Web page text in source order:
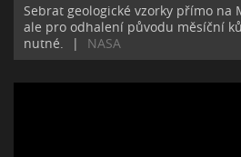
Sebrat geologické vzorky přímo na
ale pro odhalení původu měsíční
nutné.
| NASA